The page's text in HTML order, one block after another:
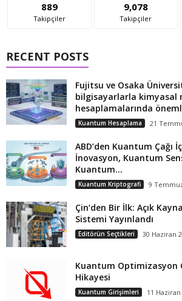
889
Takipçiler
9,078
Takipçiler
RECENT POSTS
Fujitsu ve Osaka
bilgisayarlarla kimyasal
hesaplamalarında
Kuantum Hesaplama 21
ABD’den Kuantum Çağı
İnovasyon, Kuantum
Kuantum...
Kuantum Kriptografi 9
Çin’den Bir İlk: Açık
Sistemi Yayınlandı
Editörün Seçtikleri 30 Haziran
Kuantum Optimizasyon
Hikayesi
Kuantum Girişimleri 11 Haziran